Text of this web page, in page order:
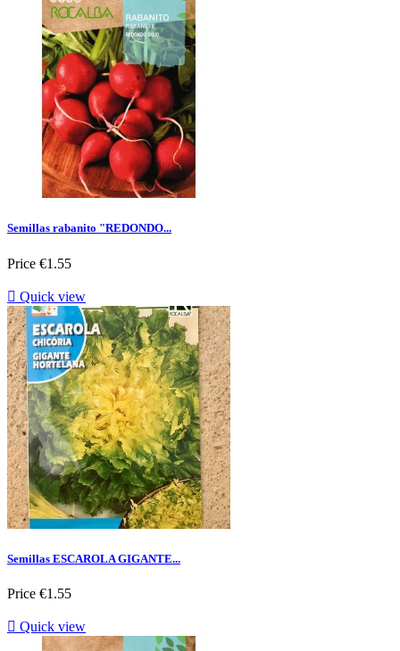
Semillas rabanito "REDONDO...
Price €1.55
 Quick view
Semillas ESCAROLA GIGANTE...
Price €1.55
 Quick view